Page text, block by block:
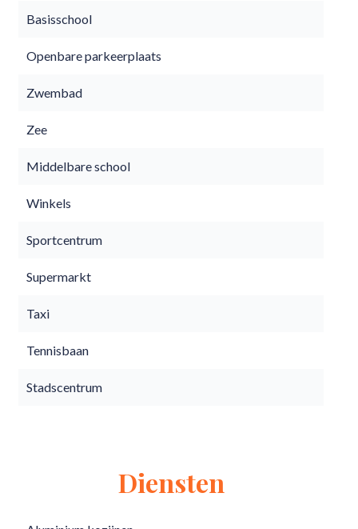
Basisschool
Openbare parkeerplaats
Zwembad
Zee
Middelbare school
Winkels
Sportcentrum
Supermarkt
Taxi
Tennisbaan
Stadscentrum
Diensten